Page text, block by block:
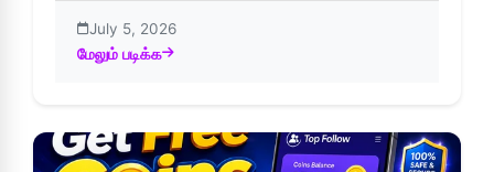
July 5, 2026
மேலும் படிக்க
about டாப் ஃபாலோ APK மூலம் இன்ஸ்டாகிராம் வளர்ச்சியை